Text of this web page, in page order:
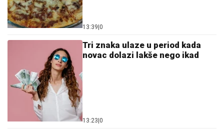
13:39 0
Tri znaka ulaze u period kada
novac dolazi lakše nego ikad
13:23 0